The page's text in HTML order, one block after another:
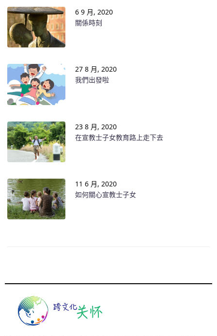
6 9 月, 2020
關係時刻
27 8 月, 2020
我們出發啦
23 8 月, 2020
在宣教士子女教育路上走下去
11 6 月, 2020
如何關心宣教士子女